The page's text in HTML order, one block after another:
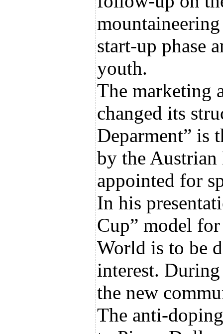
start-up phase
youth.
The marketing
changed its
Deparment” is
by the
appointed for
In his
Cup” model
World is to be
interest.
the new
The anti-